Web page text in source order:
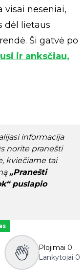
visai neseniai,
dėl lietaus
Ši gatvė po
ir anksčiau,
informacija
norite pranešti
kviečiame tai
„Pranešti
puslapio
Plojimai 0
Lankytojai 0